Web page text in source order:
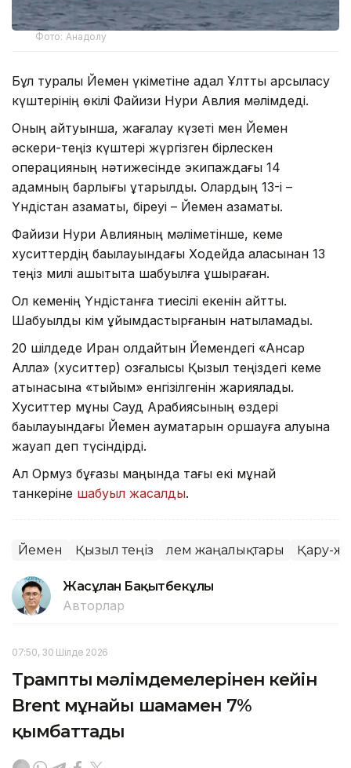
Фото: Анадолу
Бұл туралы Йемен үкіметіне адал Ұлттық қарсыласу
күштерінің өкілі Файизи Нури Авлия мәлімдеді.
Оның айтуынша, жағалау күзеті мен Йемен
әскери-теңіз күштері жүргізген бірлескен
операцияның нәтижесінде экипаждағы 14
адамның барлығы құтқарылды. Олардың 13-і –
Үндістан азаматы, біреуі – Йемен азаматы.
Файизи Нури Авлияның мәліметінше, кеме
хуситтердің бақылауындағы Ходейда қаласынан 13
теңіз милі қашықтықта шабуылға ұшыраған.
Ол кеменің Үндістанға тиесілі екенін айтты.
Шабуылды кім ұйымдастырғанын нақтыламады.
20 шілдеде Иран қолдайтын Йемендегі «Ансар
Алла» (хуситтер) қозғалысы Қызыл теңіздегі кеме
қатынасына «тыйым» енгізілгенін жариялады.
Хуситтер мұны Сауд Арабиясының өздері
бақылауындағы Йемен аумақтарын қоршауға алуына
жауап деп түсіндірді.
Ал Ормуз бұғазы маңында тағы екі мұнай
танкеріне шабуыл жасалды.
Йемен Қызыл теңіз Әлем жаңалықтары Қару-
Жасұлан Бақытбекұлы
Авторлар
07:50, 30 Шілде 2026
Трамптың мәлімдемелерінен кейін
Brent мұнайы шамамен 7%
қымбаттады